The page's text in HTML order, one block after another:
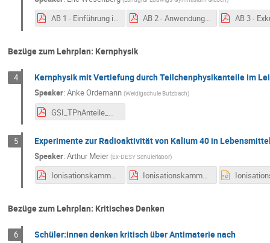
AB 1 - Einführung in das Standardmodell der Teilchenphysik.pdf AB 2 - Anwendung - Linearbeschleuniger.pdf
Bezüge zum Lehrplan: Kernphysik
4 Kernphysik mit Vertiefung durch Teilchenphysikanteile im
Speaker:Anke Ordemann (Weidigschule Butzbach)
5 Experimente zur Radioaktivität von Kalium 40 in
Speaker:Arthur Meier (Ex-DESY Schülerlabor)
Ionisationskammer Bauanleitung.pdf Ionisationskammer Januar 2026.pdf
Bezüge zum Lehrplan: Kritisches Denken
6 Schüler:innen denken kritisch über Antimaterie nach